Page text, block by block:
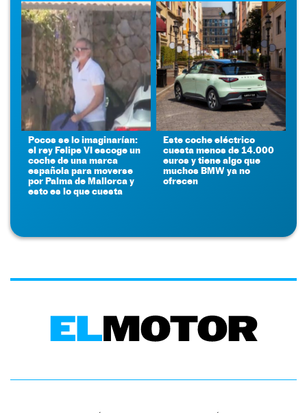
Pocos se lo imaginarían:
el rey Felipe VI escoge un
coche de una marca
española para moverse
por Palma de Mallorca y
esto es lo que cuesta
Este coche eléctrico
cuesta menos de 14.000
euros y tiene algo que
muchos BMW ya no
ofrecen